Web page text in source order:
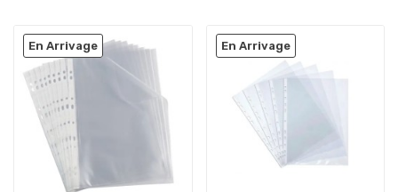
En Arrivage En Arrivage